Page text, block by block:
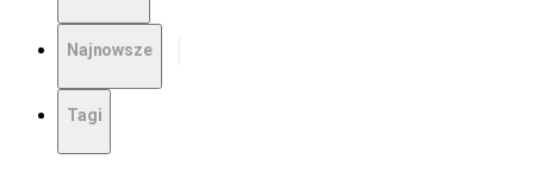
Najnowsze
Tagi